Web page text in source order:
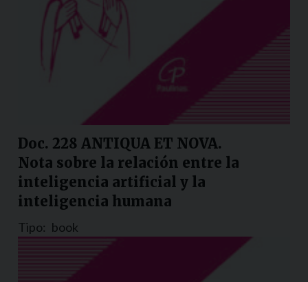
Doc. 228 ANTIQUA ET NOVA.
Nota sobre la relación entre la
inteligencia artificial y la
inteligencia humana
Tipo: book
Nazione: Colombia